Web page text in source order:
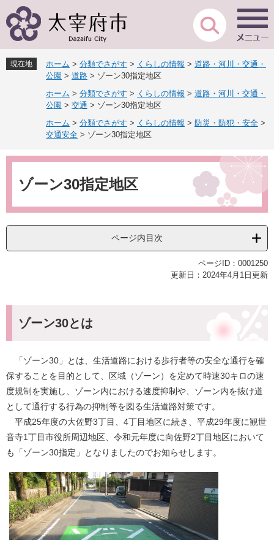
ー
先
頭
ニ
を
飛
現在地 ホーム > 分類でさがす > くらしの情報 > 道路・河川・交通・
公園 > 道路 > ゾーン30指定地区
ホーム > 分類でさがす > くらしの情報 > 道路・河川・交通・
公園 > 交通 > ゾーン30指定地区
ホーム > 分類でさがす > くらしの情報 > 防災・防犯・安全 >
交通安全 > ゾーン30指定地区
本
ゾーン30指定地区
ページ内目次
ページID：0001250
更新日：2024年4月1日更新
ゾーン30とは
「ゾーン30」とは、生活道路における歩行者等の安全な通行を確
保することを目的として、区域（ゾーン）を定めて時速30キロの速
度規制を実施し、ゾーン内における速度抑制や、ゾーン内を抜け道
として通行する行為の抑制等を図る生活道路対策です。
平成25年度の大佐野3丁目、4丁目地区に続き、平成29年度に観世
音寺1丁目市役所周辺地区、令和元年度に向佐野2丁目地区において
も「ゾーン30指定」となりましたのでお知らせします。